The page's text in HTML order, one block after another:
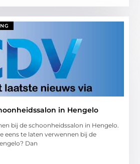
in Hengelo
bij de schoonheidssalon in Hengelo.
eens te laten verwennen bij de
Dan